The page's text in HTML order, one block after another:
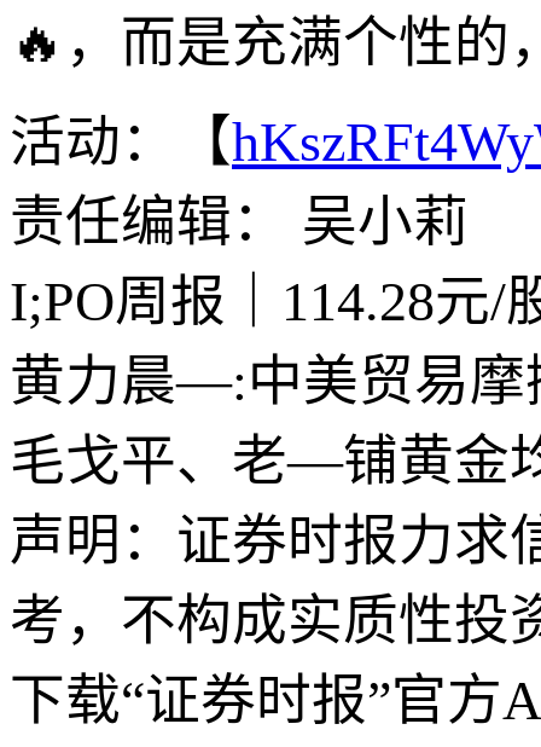
🔥，而是充满个性的
活动：【
责任编辑： 吴小莉
I;PO周报｜114.28元/
黄力晨—:中美贸易摩
毛戈平、老—铺黄金
声明：证券时报力求
考，不构成实质性投
下载“证券时报”官方